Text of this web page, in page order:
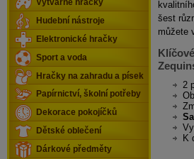
šest
můžete
2
K
Výtvarné hračky
Hudební nástroje
Elektronické hračky
Sport a voda
Hračky na zahradu a písek
Papírnictví, školní potřeby
Dekorace pokojíčků
Dětské oblečení
Dárkové předměty